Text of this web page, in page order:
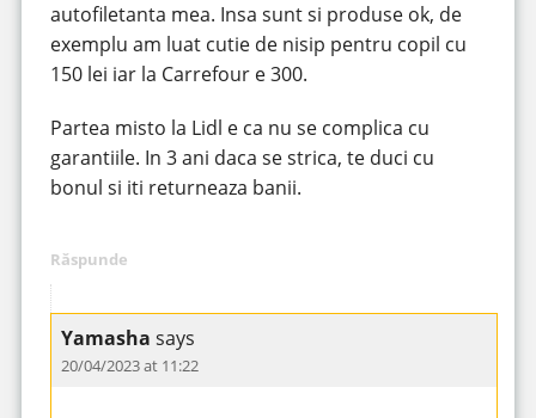
autofiletanta mea. Insa sunt si produse ok, de
exemplu am luat cutie de nisip pentru copil cu
150 lei iar la Carrefour e 300.
Partea misto la Lidl e ca nu se complica cu
garantiile. In 3 ani daca se strica, te duci cu
bonul si iti returneaza banii.
Răspunde
Yamasha says
20/04/2023 at 11:22